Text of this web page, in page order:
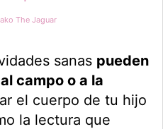
The Jaguar
sanas pueden
campo o a la
el cuerpo de tu hijo
la lectura que